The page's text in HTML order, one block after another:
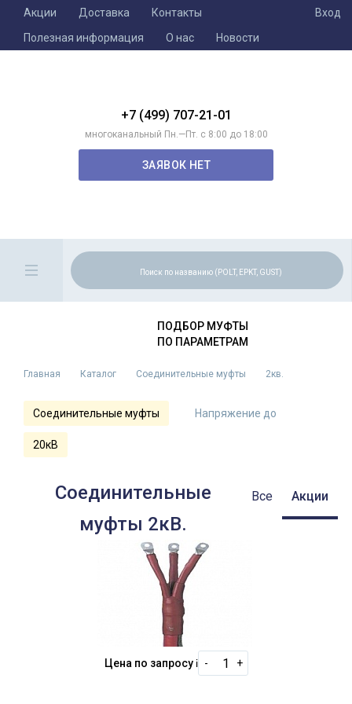
Акции Доставка
Контакты
Полезная информация
О нас Новости
Вход
+7 (499) 707-21-01
многоканальный Пн.—Пт. с 8:00 до 18:00
ЗАЯВОК НЕТ
ПОДБОР МУФТЫ
ПО ПАРАМЕТРАМ
Главная Каталог Соединительные муфты 2кв.
Соединительные муфты Напряжение до
20кВ
Все Акции
Соединительные
муфты 2кВ.
Цена по запросу i - +